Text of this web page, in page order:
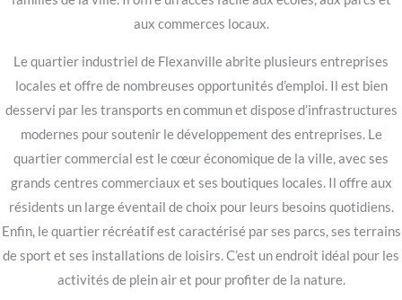
aux commerces locaux.
Le quartier industriel de Flexanville abrite plusieurs entreprises
locales et offre de nombreuses opportunités d’emploi. Il est bien
desservi par les transports en commun et dispose d’infrastructures
modernes pour soutenir le développement des entreprises. Le
quartier commercial est le cœur économique de la ville, avec ses
grands centres commerciaux et ses boutiques locales. Il offre aux
résidents un large éventail de choix pour leurs besoins quotidiens.
Enfin, le quartier récréatif est caractérisé par ses parcs, ses terrains
de sport et ses installations de loisirs. C’est un endroit idéal pour les
activités de plein air et pour profiter de la nature.